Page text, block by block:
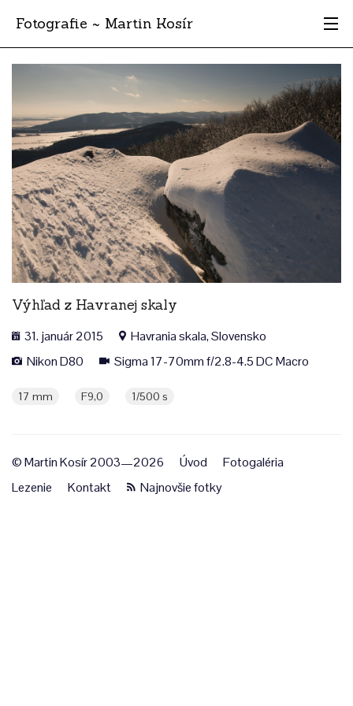
Fotografie ~ Martin Kosír
Moje obľúbené
Albumy
Miesta
Archív
Vyhľadávanie
Výhľad z Havranej skaly
31. január 2015
Havrania skala, Slovensko
Nikon D80
Sigma 17-70mm f/2.8-4.5 DC Macro
17 mm F9,0 1/500 s
© Martin Kosír 2003—2026 Úvod
Fotogaléria
Lezenie
Kontakt Najnovšie fotky